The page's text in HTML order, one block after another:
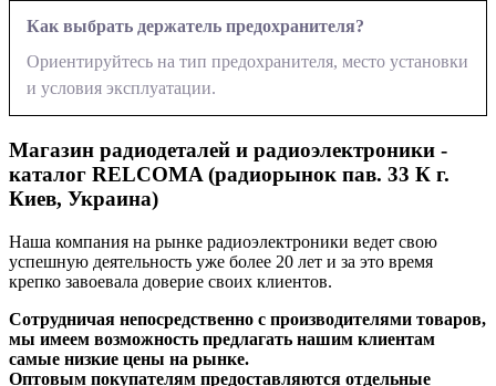
Как выбрать держатель предохранителя?
Ориентируйтесь на тип предохранителя, место установки
и условия эксплуатации.
Магазин радиодеталей и радиоэлектроники -
каталог RELCOMA (радиорынок пав. 33 К г.
Киев, Украина)
Наша компания на рынке радиоэлектроники ведет свою
успешную деятельность уже более 20 лет и за это время
крепко завоевала доверие своих клиентов.
Сотрудничая непосредственно с производителями товаров,
мы имеем возможность предлагать нашим клиентам
самые низкие цены на рынке.
Оптовым покупателям предоставляются отдельные